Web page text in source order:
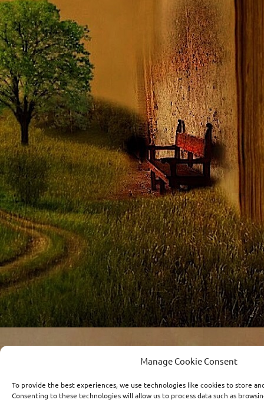
Manage Cookie Consent
To provide the best experiences, we use technologies like cookies to store
Consenting to these technologies will allow us to process data such as